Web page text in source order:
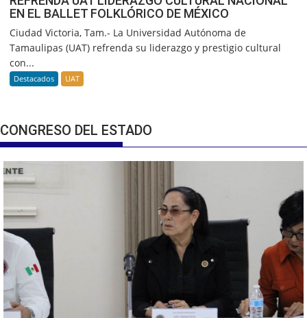
EN EL BALLET FOLKLÓRICO DE MÉXICO
Ciudad Victoria, Tam.- La Universidad Autónoma de
Tamaulipas (UAT) refrenda su liderazgo y prestigio cultural
con...
Destacados UAT
CONGRESO DEL ESTADO